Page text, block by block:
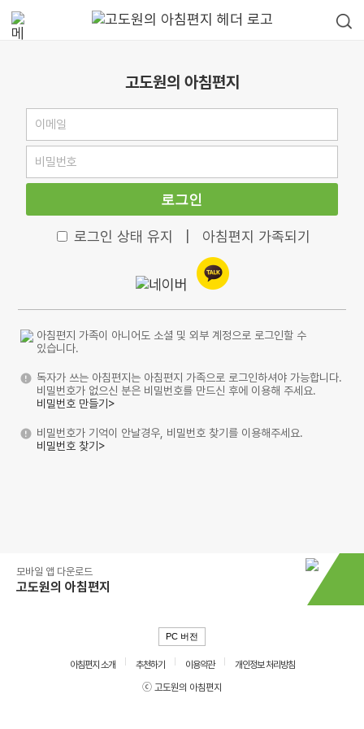
고도원의 아침편지
로그인
로그인 상태 유지 아침편지 가족되기
아침편지 가족이 아니어도 소셜 및 외부 계정으로 로그인할 수
있습니다.
독자가 쓰는 아침편지는 아침편지 가족으로 로그인하셔야 가능합니다.
비밀번호가 없으신 분은 비밀번호를 만드신 후에 이용해 주세요.
비밀번호 만들기>
비밀번호가 기억이 안날경우, 비밀번호 찾기를 이용해주세요.
비밀번호 찾기>
모바일 앱 다운로드
고도원의 아침편지
PC 버전
아침편지 소개 추천하기 이용약관
개인정보 처리방침
ⓒ 고도원의 아침편지